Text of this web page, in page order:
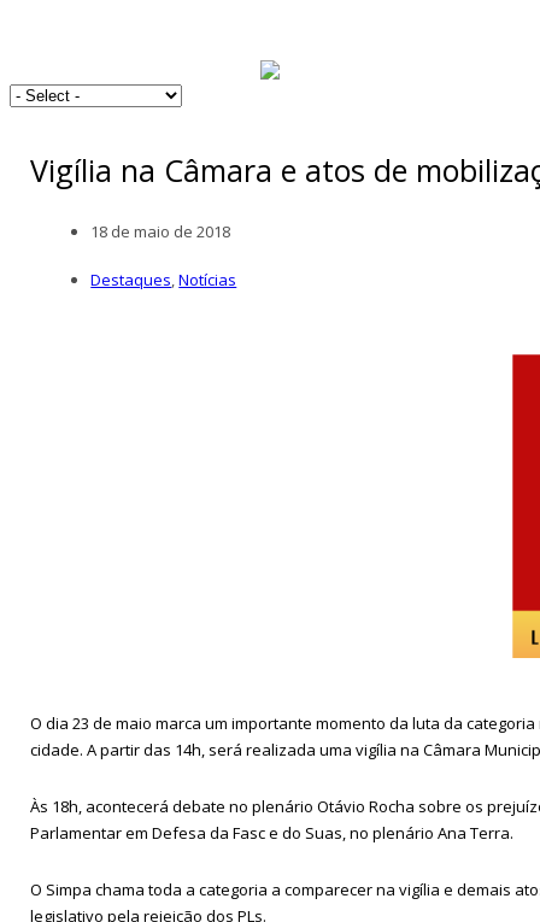
Vigília na Câmara e atos de
18 de maio de 2018
Destaques,Notícias
O dia 23 de maio marca um importante momento da luta da
cidade. A partir das 14h, será realizada uma vigília na Câmara
Às 18h, acontecerá debate no plenário Otávio Rocha sobre os
Parlamentar em Defesa da Fasc e do Suas, no plenário Ana Terra.
O Simpa chama toda a categoria a comparecer na vigília e demais
legislativo pela rejeição dos PLs.